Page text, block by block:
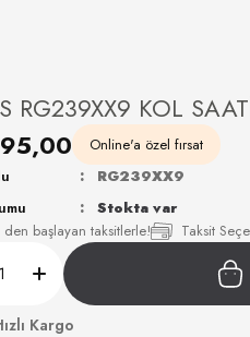
RG239XX9 KOL
Online'a özel fırsat
den başlayan taksitlerle! Taksit
RG239XX9
Stokta var
Kargo